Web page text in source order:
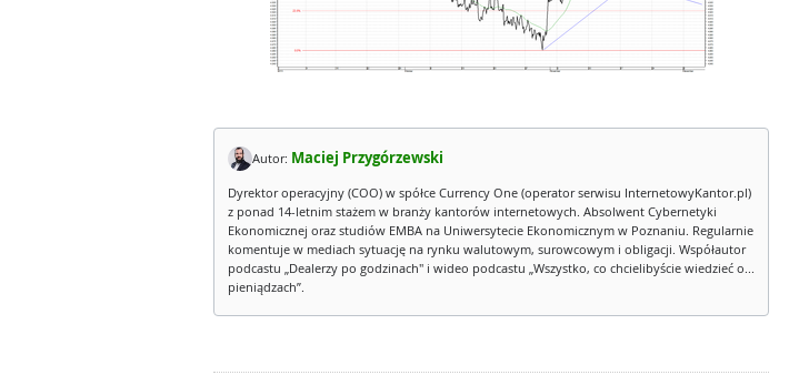
Autor: Maciej Przygórzewski
Dyrektor operacyjny (COO) w spółce Currency One (operator serwisu InternetowyKantor.pl)
z ponad 14-letnim stażem w branży kantorów internetowych. Absolwent Cybernetyki
Ekonomicznej oraz studiów EMBA na Uniwersytecie Ekonomicznym w Poznaniu. Regularnie
komentuje w mediach sytuację na rynku walutowym, surowcowym i obligacji. Współautor
podcastu „Dealerzy po godzinach" i wideo podcastu „Wszystko, co chcielibyście wiedzieć o...
pieniądzach”.